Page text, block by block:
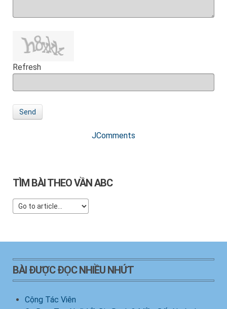
Refresh
Send
JComments
TÌM BÀI THEO VẦN ABC
BÀI ĐƯỢC ĐỌC NHIỀU NHỨT
Cộng Tác Viên